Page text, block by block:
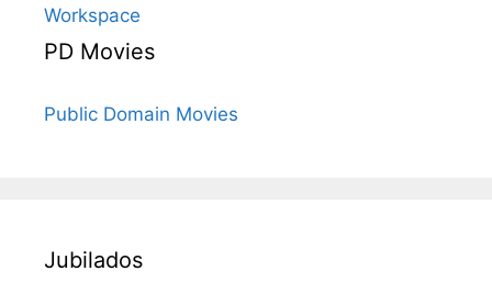
Workspace
PD Movies
Public Domain Movies
Jubilados